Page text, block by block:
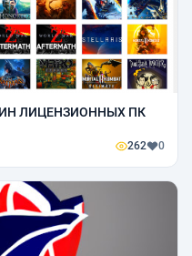
ЛИЦЕНЗИОННЫХ ПК
262 0